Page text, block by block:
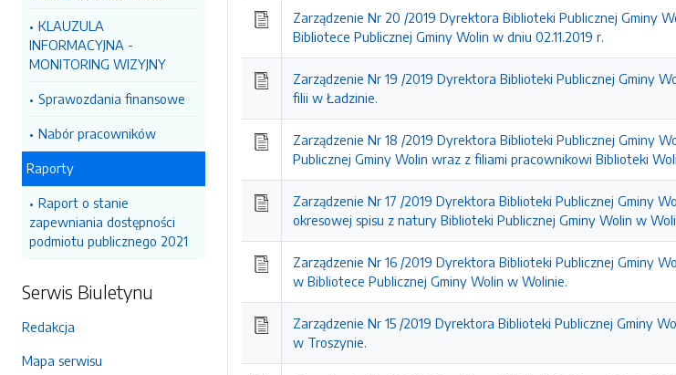
KLAUZULA
INFORMACYJNA -
MONITORING WIZYJNY
Sprawozdania finansowe
Nabór pracowników
Raporty
Raport o stanie
zapewniania dostępności
podmiotu publicznego 2021
Serwis Biuletynu
Redakcja
Mapa serwisu
Zarządzenie Nr 20 /2019 Dyrektora Biblioteki Publicznej Gminy
Bibliotece Publicznej Gminy Wolin w dniu 02.11.2019 r.
Zarządzenie Nr 19 /2019 Dyrektora Biblioteki Publicznej Gminy
filii w Ładzinie.
Zarządzenie Nr 18 /2019 Dyrektora Biblioteki Publicznej Gminy
Publicznej Gminy Wolin wraz z filiami pracownikowi Biblioteki
Zarządzenie Nr 17 /2019 Dyrektora Biblioteki Publicznej Gminy
okresowej spisu z natury Biblioteki Publicznej Gminy Wolin w
Zarządzenie Nr 16 /2019 Dyrektora Biblioteki Publicznej Gminy
w Bibliotece Publicznej Gminy Wolin w Wolinie.
Zarządzenie Nr 15 /2019 Dyrektora Biblioteki Publicznej Gminy
w Troszynie.